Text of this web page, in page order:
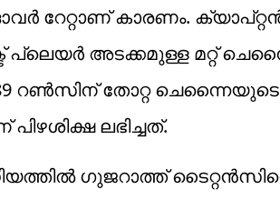
റേറ്റാണ് കാരണം.
പ്ലെയര്‍ അടക്കമുള്ള മറ്റ്
89 റണ്‍സിന് തോറ്റ
ലഭിച്ചത്.
ഗുജറാത്ത്